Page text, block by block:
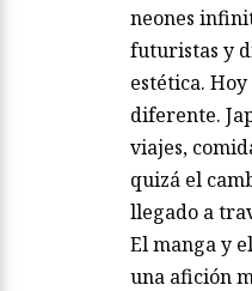
neones
futuristas y
estética.
diferente.
viajes,
quizá el
llegado a
El manga y
una afición